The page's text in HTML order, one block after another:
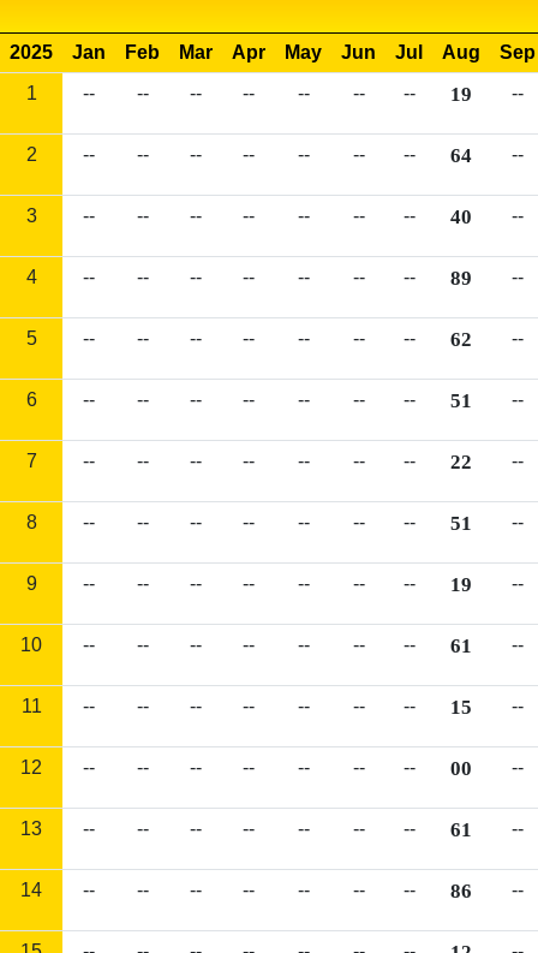
2025 Jan Feb Mar Apr May Jun Jul Aug
Sep
1
-- -- -- -- -- -- -- 19 --
2 -- -- -- -- -- -- -- 64 --
3 -- -- -- -- -- -- -- 40 --
4 -- -- -- -- -- -- -- 89 --
5 -- -- -- -- -- -- -- 62 --
6 -- -- -- -- -- -- -- 51 --
7 -- -- -- -- -- -- -- 22 --
8 -- -- -- -- -- -- -- 51 --
9 -- -- -- -- -- -- -- 19 --
10 -- -- -- -- -- -- -- 61 --
11 -- -- -- -- -- -- -- 15 --
12 -- -- -- -- -- -- -- 00 --
13 -- -- -- -- -- -- -- 61 --
14 -- -- -- -- -- -- -- 86 --